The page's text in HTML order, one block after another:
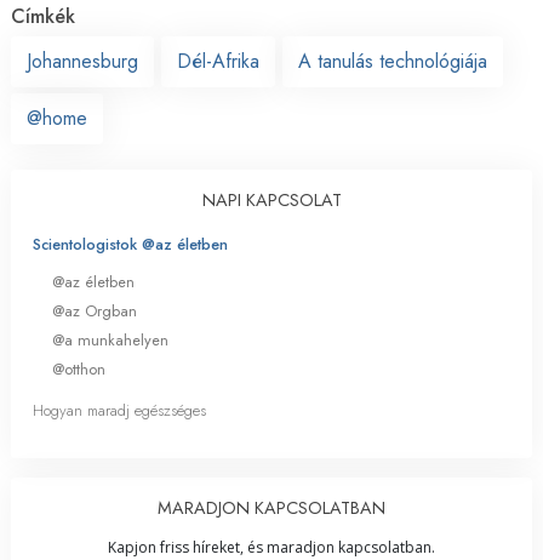
Címkék
Johannesburg
Dél-Afrika A tanulás technológiája
@home
NAPI KAPCSOLAT
Scientologistok @az életben
@az életben
@az Orgban
@a munkahelyen
@otthon
Hogyan maradj egészséges
MARADJON KAPCSOLATBAN
Kapjon friss híreket, és maradjon kapcsolatban.